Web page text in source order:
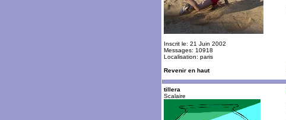
Inscrit le: 21 Juin 2002
Messages: 10918
Localisation: paris
Revenir en haut
tillera
Scalaire